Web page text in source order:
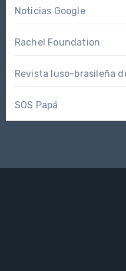
Noticias Google
Rachel Foundation
Revista luso-brasileña
SOS Papá